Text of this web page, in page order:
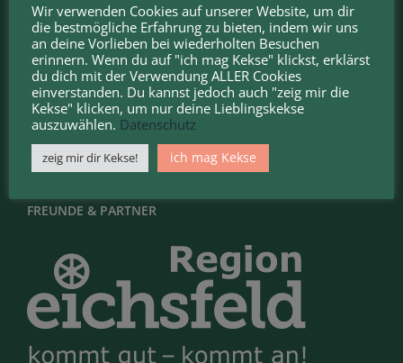
NOMINIERT FÜR DEN:
FREUNDE & PARTNER
Wir verwenden Cookies auf unserer Website, um dir
die bestmögliche Erfahrung zu bieten, indem wir uns
an deine Vorlieben bei wiederholten Besuchen
erinnern. Wenn du auf "ich mag Kekse" klickst, erklärst
du dich mit der Verwendung ALLER Cookies
einverstanden. Du kannst jedoch auch "zeig mir die
Kekse" klicken, um nur deine Lieblingskekse
auszuwählen. Datenschutz
zeig mir dir Kekse! ich mag Kekse